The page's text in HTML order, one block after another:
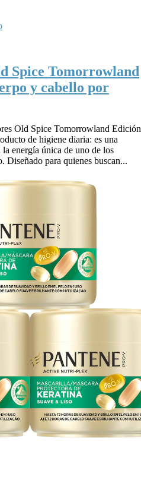
Spice Tomorrowland
y cabello por
Old Spice Tomorrowland Edición
de higiene diaria: es una
energía única de uno de los
Diseñado para quienes buscan...